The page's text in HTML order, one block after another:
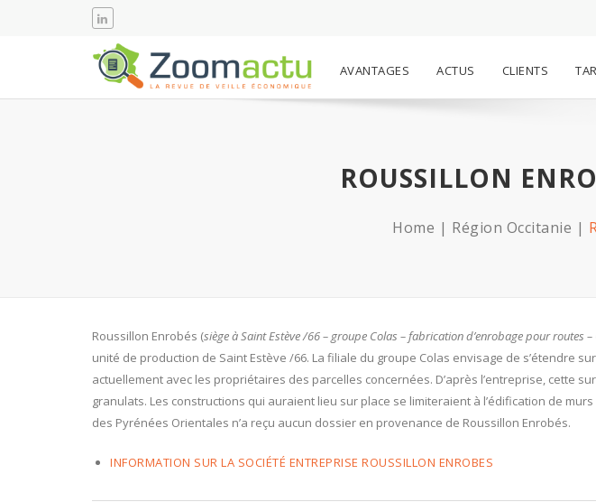
AVANTAGES ACTUS CLIENTS
ROUSSILLON
Home Région Occitanie
Roussillon Enrobés (siège à Saint Estève /66 – groupe Colas – fabrication d’enrobage pour routes
unité de production de Saint Estève /66. La filiale du groupe Colas envisage de s’étendre
actuellement avec les propriétaires des parcelles concernées. D’après l’entreprise, cette
granulats. Les constructions qui auraient lieu sur place se limiteraient à l’édification de
des Pyrénées Orientales n’a reçu aucun dossier en provenance de Roussillon Enrobés.
INFORMATION SUR LA SOCIÉTÉ ENTREPRISE ROUSSILLON ENROBES